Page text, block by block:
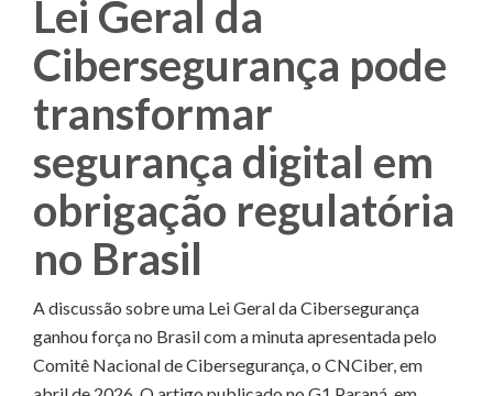
Lei Geral da
Cibersegurança pode
transformar
segurança digital em
obrigação regulatória
no Brasil
A discussão sobre uma Lei Geral da Cibersegurança
ganhou força no Brasil com a minuta apresentada pelo
Comitê Nacional de Cibersegurança, o CNCiber, em